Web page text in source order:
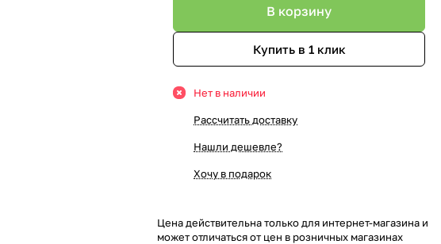
В корзину
Купить в 1 клик
Нет в наличии
Рассчитать доставку
Нашли дешевле?
Хочу в подарок
Цена действительна только для интернет-магазина и
может отличаться от цен в розничных магазинах